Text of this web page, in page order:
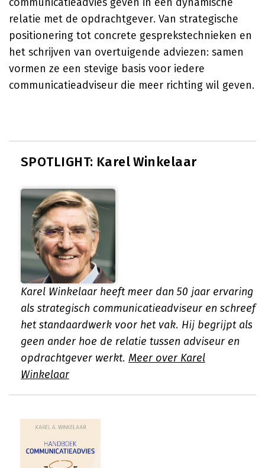
relatie met de opdrachtgever. Van strategische
positionering tot concrete gesprekstechnieken en
het schrijven van overtuigende adviezen: samen
vormen ze een stevige basis voor iedere
communicatieadviseur die meer richting wil geven.
SPOTLIGHT: Karel Winkelaar
Karel Winkelaar heeft meer dan 50 jaar ervaring
als strategisch communicatieadviseur en schreef
het standaardwerk voor het vak. Hij begrijpt als
geen ander hoe de relatie tussen adviseur en
opdrachtgever werkt. Meer over Karel
Winkelaar